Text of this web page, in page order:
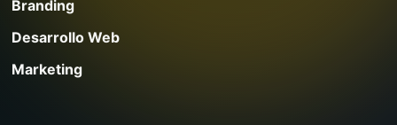
Branding
Desarrollo Web
Marketing